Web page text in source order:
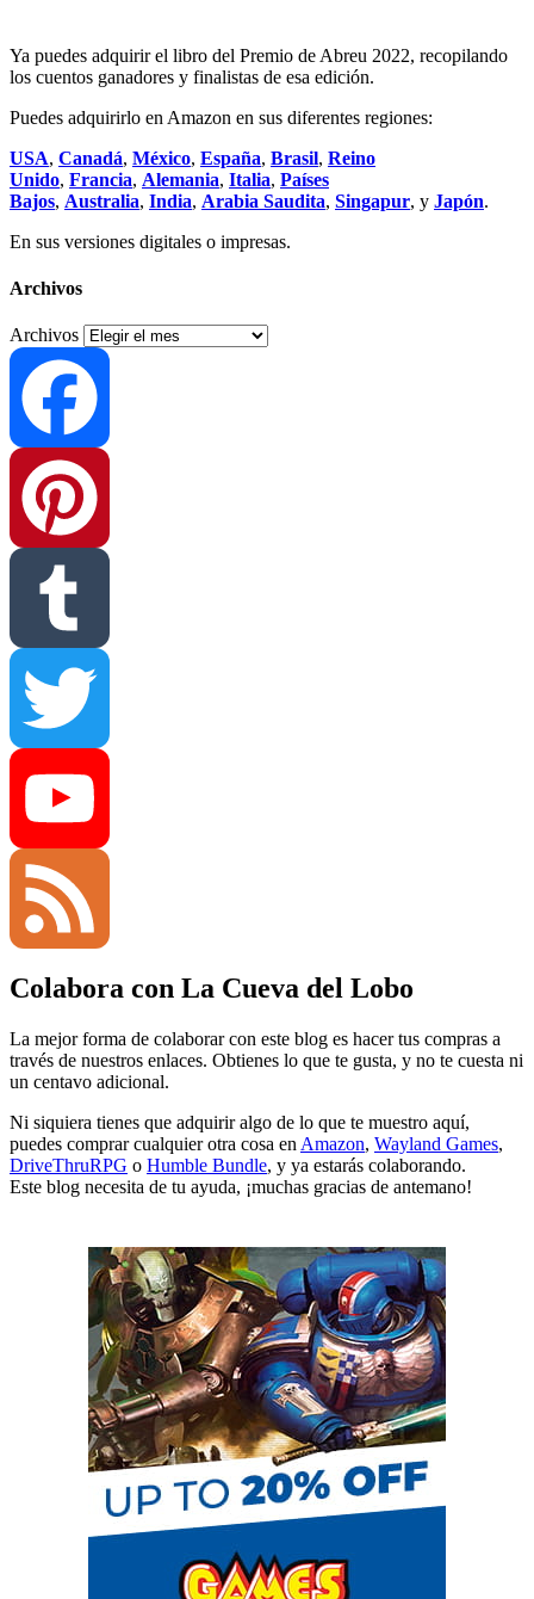
Ya puedes adquirir el libro del Premio de Abreu 2022, recopilando
los cuentos ganadores y finalistas de esa edición.
Puedes adquirirlo en Amazon en sus diferentes regiones:
USA, Canadá, México, España, Brasil, Reino
Unido, Francia, Alemania, Italia, Países
Bajos, Australia, India, Arabia Saudita, Singapur, y Japón.
En sus versiones digitales o impresas.
Archivos
Archivos
Facebook
Pinterest
Tumblr
Twitter
YouTube
Channel
Feed
Colabora con La Cueva del Lobo
La mejor forma de colaborar con este blog es hacer tus compras a
través de nuestros enlaces. Obtienes lo que te gusta, y no te cuesta ni
un centavo adicional.
Ni siquiera tienes que adquirir algo de lo que te muestro aquí,
puedes comprar cualquier otra cosa en Amazon, Wayland Games,
DriveThruRPG o Humble Bundle, y ya estarás colaborando.
Este blog necesita de tu ayuda, ¡muchas gracias de antemano!